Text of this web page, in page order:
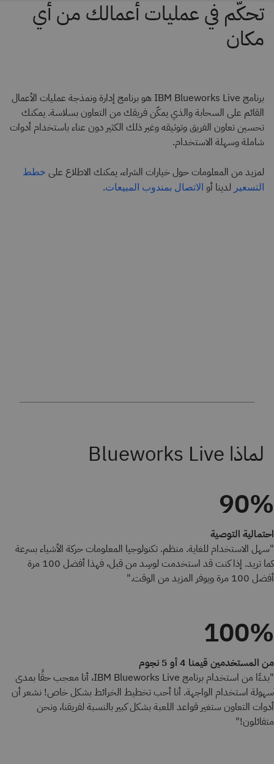
برنامج IBM Blueworks Live هو برنامج إدارة ونمذجة عمليات الأعمال
القائم على السحابة والذي يمكّن فريقك من التعاون بسلاسة. يمكنك
تحسين تعاون الفريق وتوثيقه وغير ذلك الكثير دون عناء باستخدام أدوات
شاملة وسهلة الاستخدام.
لمزيد من المعلومات حول خيارات الشراء، يمكنك الاطلاع على خطط
التسعير لدينا أو الاتصال بمندوب المبيعات.
90%
احتمالية التوصية
"سهل الاستخدام للغاية. منظم. تكنولوجيا المعلومات حركة الأشياء بسرعة
كما تريد. إذا كنت قد استخدمت لوسِد من قبل، فهذا أفضل 100 مرة
أفضل 100 مرة ويوفر المزيد من الوقت."
100%
من المستخدمين قيمنا 4 أو 5 نجوم
"بدءًا من استخدام برنامج IBM Blueworks Live، أنا معجب حقًا بمدى
سهولة استخدام الواجهة. أنا أحب تخطيط الخرائط بشكل خاص! نشعر أن
أدوات التعاون ستغير قواعد اللعبة بشكل كبير بالنسبة لفريقنا، ونحن
متفائلون!"